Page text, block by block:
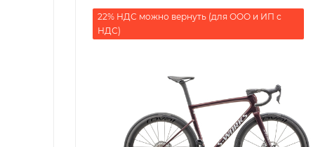
22% НДС можно вернуть (для ООО и ИП с
НДС)